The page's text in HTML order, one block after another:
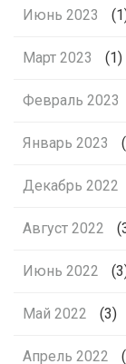
Июнь 2023
Март 2023 (1)
Февраль 2023
Январь 2023
Декабрь 2022
Август 2022
Июнь 2022
Май 2022 (3)
Апрель 2022